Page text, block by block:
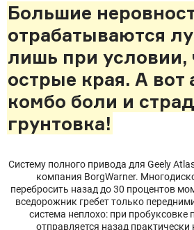
Большие
отрабатываются
лишь при условии,
острые края. А вот
комбо боли и
грунтовка!
Систему полного привода для Geely
компания BorgWarner.
перебросить назад до 30 процентов
вседорожник гребет только
система неплохо: при пробуксовке
отправляется назад практически